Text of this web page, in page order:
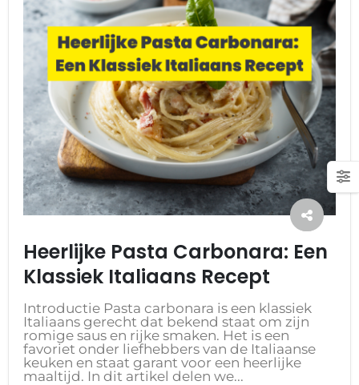
Heerlijke Pasta Carbonara: Een
Klassiek Italiaans Recept
Introductie Pasta carbonara is een klassiek
Italiaans gerecht dat bekend staat om zijn
romige saus en rijke smaken. Het is een
favoriet onder liefhebbers van de Italiaanse
keuken en staat garant voor een heerlijke
maaltijd. In dit artikel delen we...